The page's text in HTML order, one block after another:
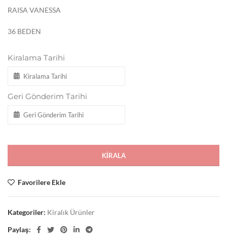
RAISA VANESSA
36 BEDEN
Kiralama Tarihi
Geri Gönderim Tarihi
KIRALA
Favorilere Ekle
Kategoriler: Kiralık Ürünler
Paylaş: